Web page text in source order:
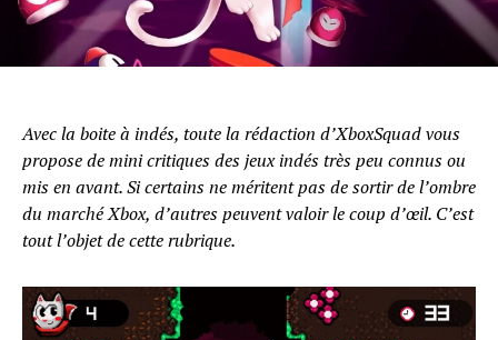
Avec la boite à indés, toute la rédaction d’XboxSquad vous
propose de mini critiques des jeux indés très peu connus ou
mis en avant. Si certains ne méritent pas de sortir de l’ombre
du marché Xbox, d’autres peuvent valoir le coup d’œil. C’est
tout l’objet de cette rubrique.